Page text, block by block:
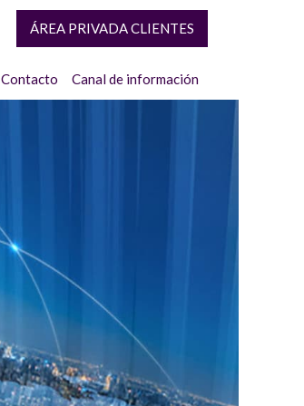
ÁREA PRIVADA CLIENTES
Contacto Canal de información